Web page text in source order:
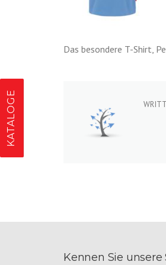
Das besondere T-Shirt,
KATALOGE
Kennen Sie